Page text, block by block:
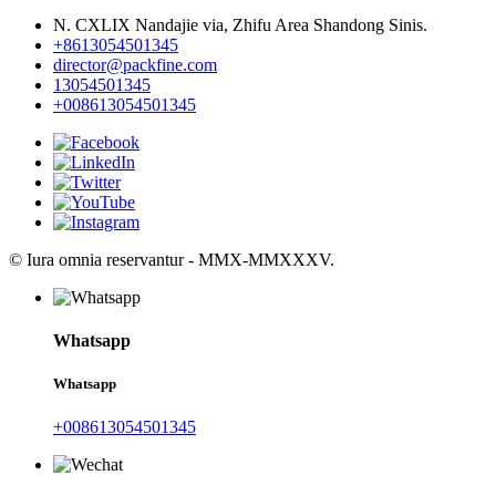
N. CXLIX Nandajie via, Zhifu Area Shandong Sinis.
+8613054501345
director@packfine.com
13054501345
+008613054501345
© Iura omnia reservantur - MMX-MMXXXV.
Whatsapp
Whatsapp
+008613054501345